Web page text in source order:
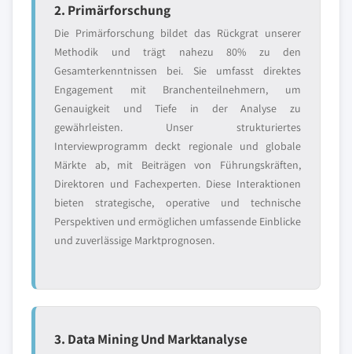
2. Primärforschung
Die Primärforschung bildet das Rückgrat unserer
Methodik und trägt nahezu 80% zu den
Gesamterkenntnissen bei. Sie umfasst direktes
Engagement mit Branchenteilnehmern, um
Genauigkeit und Tiefe in der Analyse zu
gewährleisten. Unser strukturiertes
Interviewprogramm deckt regionale und globale
Märkte ab, mit Beiträgen von Führungskräften,
Direktoren und Fachexperten. Diese Interaktionen
bieten strategische, operative und technische
Perspektiven und ermöglichen umfassende Einblicke
und zuverlässige Marktprognosen.
3. Data Mining Und Marktanalyse